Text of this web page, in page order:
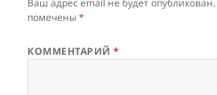
Ваш адрес email не будет опубликован.
помечены*
КОММЕНТАРИЙ*